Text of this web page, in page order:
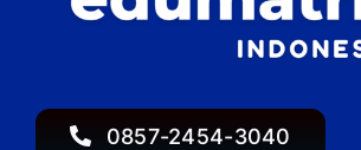
0857-2454-3040